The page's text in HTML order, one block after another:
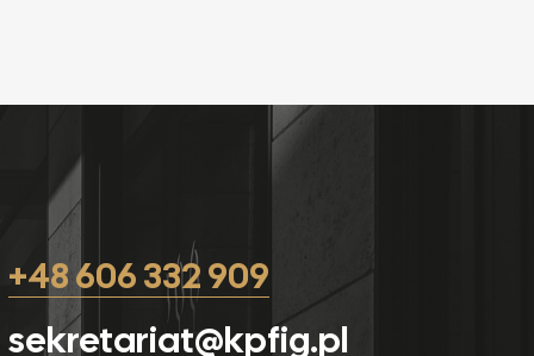
+48 606 332 909
sekretariat@kpfig.pl